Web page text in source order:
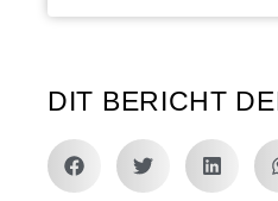
DIT BERICHT